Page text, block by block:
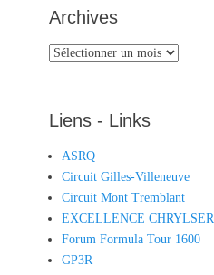
Archives
Archives
Liens - Links
ASRQ
Circuit Gilles-Villeneuve
Circuit Mont Tremblant
EXCELLENCE CHRYLSER
Forum Formula Tour 1600
GP3R